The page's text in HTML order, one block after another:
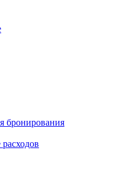
бронирования